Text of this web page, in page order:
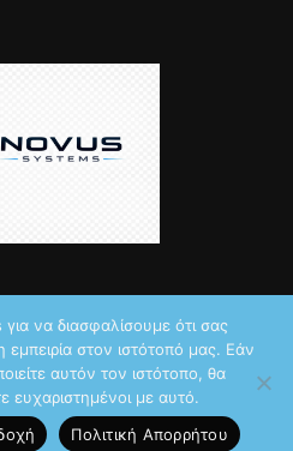
made it reality,Novus Systems
να διασφαλίσουμε ότι σας
στον ιστότοπό μας. Εάν
αυτόν τον ιστότοπο, θα
ευχαριστημένοι με αυτό.
Πολιτική Aπορρήτου